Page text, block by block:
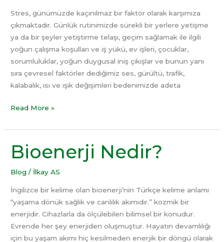
Stres, günümüzde kaçınılmaz bir faktör olarak karşımıza
çıkmaktadır. Günlük rutinimizde sürekli bir yerlere yetişme
ya da bir şeyler yetiştirme telaşı, geçim sağlamak ile ilgili
yoğun çalışma koşulları ve iş yükü, ev işleri, çocuklar,
sorumluluklar, yoğun duygusal iniş çıkışlar ve bunun yanı
sıra çevresel faktörler dediğimiz ses, gürültü, trafik,
kalabalık, ısı ve ışık değişimleri bedenimizde adeta
Read More »
Bioenerji Nedir?
Blog / İlkay AS
İngilizce bir kelime olan bioenerji’nin Türkçe kelime anlamı
“yaşama dönük sağlık ve canlılık akımıdır.” kozmik bir
enerjidir. Cihazlarla da ölçülebilen bilimsel bir konudur.
Evrende her şey enerjiden oluşmuştur. Hayatın devamlılığı
için bu yaşam akımı hiç kesilmeden enerjik bir döngü olarak
Bioenerji
Nedir?